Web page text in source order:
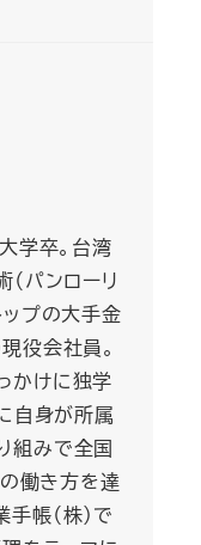
学卒。台湾
パンローリ
ップの大手金
役会社員。
かけに独学
自身が所属
組みで全国
働き方を達
帳（株）で